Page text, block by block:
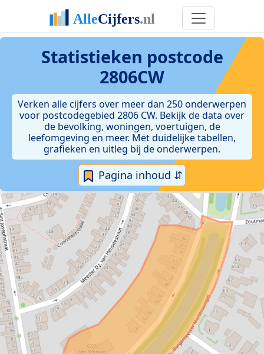
Statistieken postcode
2806CW
Verken alle cijfers over meer dan 250 onderwerpen
voor postcodegebied 2806 CW. Bekijk de data over
de bevolking, woningen, voertuigen, de
leefomgeving en meer. Met duidelijke tabellen,
grafieken en uitleg bij de onderwerpen.
Pagina inhoud ⇵